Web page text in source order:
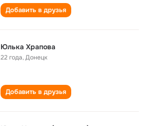
Добавить в друзья
Юлька Храпова
22 года,Донецк
Добавить в друзья